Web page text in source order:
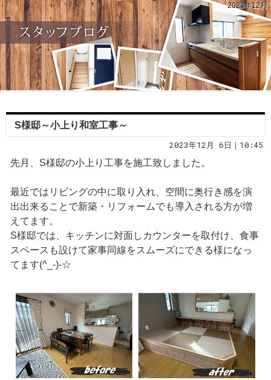
2023年12月
S様邸～小上り和室工事～
2023年12月 6日｜10:45
先月、S様邸の小上り工事を施工致しました。
最近ではリビングの中に取り入れ、空間に奥行き感を演
出出来ることで新築・リフォームでも導入される方が増
えてます。
S様邸では、キッチンに対面しカウンターを取付け、食事
スペースも設けて家事同線をスムーズにできる様になっ
てます(^_-)-☆